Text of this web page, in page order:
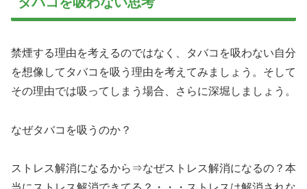
禁煙する理由を考えるのではなく、タバコを吸わない自分
を想像してタバコを吸う理由を考えてみましょう。そして
その理由では吸ってしまう場合、さらに深堀しましょう。
なぜタバコを吸うのか？
ストレス解消になるから⇒なぜストレス解消になるの？本